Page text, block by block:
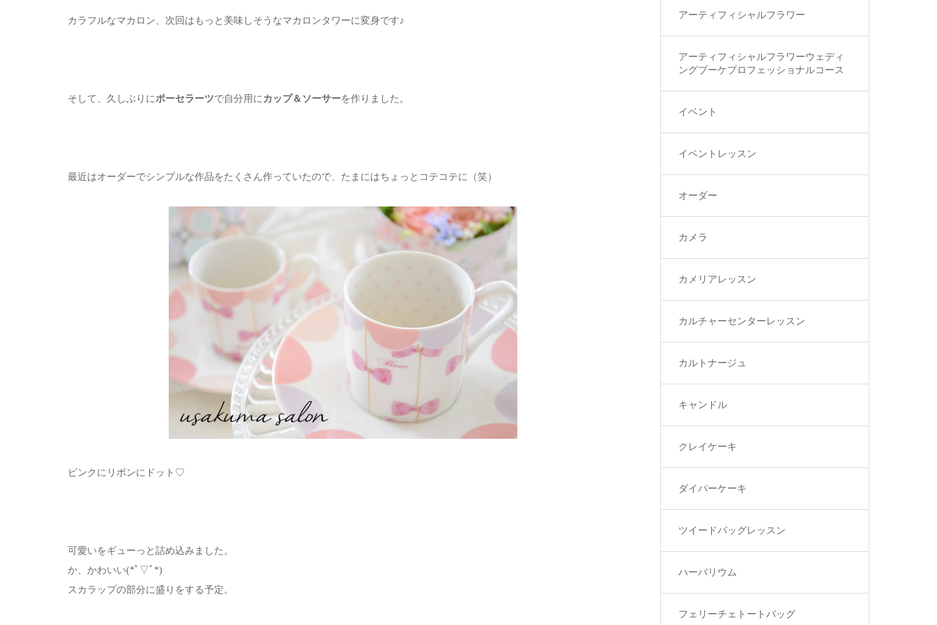
カラフルなマカロン、次回はもっと美味しそうなマカロンタワーに変身です♪
そして、久しぶりにポーセラーツで自分用にカップ＆ソーサーを作りました。
最近はオーダーでシンプルな作品をたくさん作っていたので、たまにはちょっとコテコテに（笑）
ピンクにリボンにドット♡
可愛いをギューっと詰め込みました。
か、かわいい(*ﾟ▽ﾟ*)
スカラップの部分に盛りをする予定。
アーティフィシャルフラワー
アーティフィシャルフラワーウェディ
ングブーケプロフェッショナルコース
イベント
イベントレッスン
オーダー
カメラ
カメリアレッスン
カルチャーセンターレッスン
カルトナージュ
キャンドル
クレイケーキ
ダイパーケーキ
ツイードバッグレッスン
ハーバリウム
フェリーチェトートバッグ